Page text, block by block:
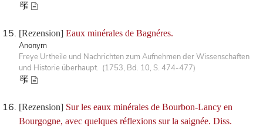
[Rezension] Eaux minérales de Bagnéres.
Anonym
Freye Urtheile und Nachrichten zum Aufnehmen der Wissenschaften
und Historie überhaupt. (1753, Bd. 10, S. 474-477)
[Rezension] Sur les eaux minérales de Bourbon-Lancy en
Bourgogne, avec quelques réflexions sur la saignée. Diss.